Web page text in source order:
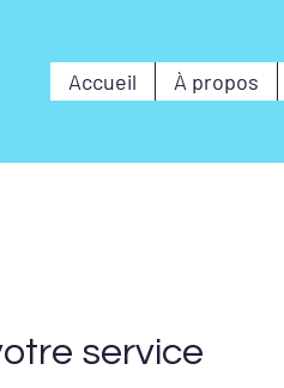
Accueil À propos
service